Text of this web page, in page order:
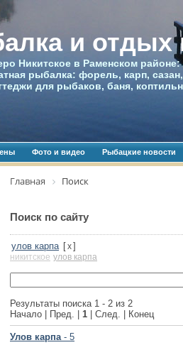
и отдых
Никитское в Раменском
рыбалка: форель, карп,
для рыбаков, баня,
Фото и видео Рыбацкие новости
Главная Поиск
Поиск по сайту
улов карпа [x]
никитское улов карпа
Результаты поиска 1 - 2 из 2
Начало | Пред. | 1 | След. | Конец
Улов карпа- 5